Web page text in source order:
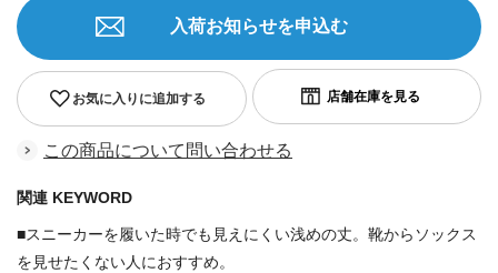
お気に入りに追加する
入荷お知らせを申込む
この商品について問い合わせる
関連 KEYWORD
■スニーカーを履いた時でも見えにくい浅めの丈。靴からソックス
を見せたくない人におすすめ。